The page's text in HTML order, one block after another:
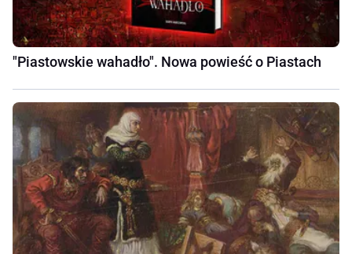
"Piastowskie wahadło". Nowa powieść o Piastach